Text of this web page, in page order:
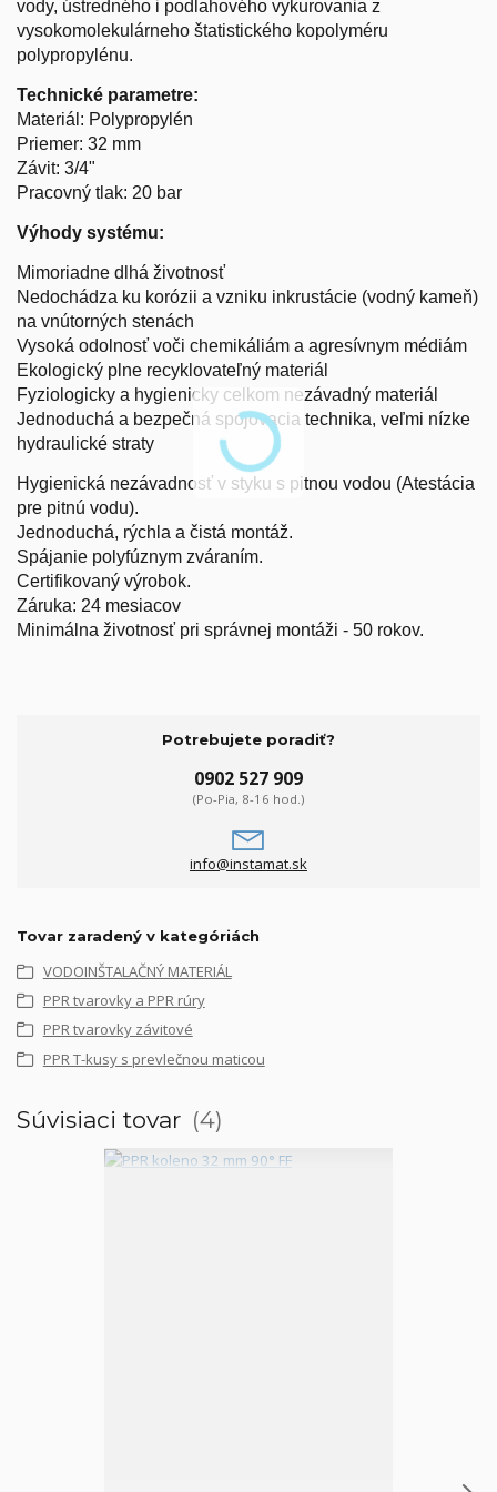
vody, ústredného i podlahového vykurovania z
vysokomolekulárneho štatistického kopolyméru
polypropylénu.
Technické parametre:
Materiál: Polypropylén
Priemer: 32 mm
Závit: 3/4"
Pracovný tlak: 20 bar
Výhody systému:
Mimoriadne dlhá životnosť
Nedochádza ku korózii a vzniku inkrustácie (vodný kameň)
na vnútorných stenách
Vysoká odolnosť voči chemikáliám a agresívnym médiám
Ekologický plne recyklovateľný materiál
Fyziologicky a hygienicky celkom nezávadný materiál
Jednoduchá a bezpečná spojovacia technika, veľmi nízke
hydraulické straty
Hygienická nezávadnosť v styku s pitnou vodou (Atestácia
pre pitnú vodu).
Jednoduchá, rýchla a čistá montáž.
Spájanie polyfúznym zváraním.
Certifikovaný výrobok.
Záruka: 24 mesiacov
Minimálna životnosť pri správnej montáži - 50 rokov.
Potrebujete poradiť?
0902 527 909
(Po-Pia, 8-16 hod.)
info@instamat.sk
Tovar zaradený v kategóriách
VODOINŠTALAČNÝ MATERIÁL
PPR tvarovky a PPR rúry
PPR tvarovky závitové
PPR T-kusy s prevlečnou maticou
Súvisiaci tovar 4